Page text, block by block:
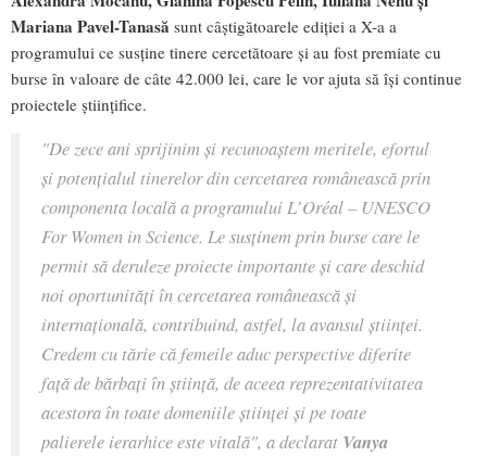
Mariana Pavel-Tanasă sunt câștigătoarele ediției a X-a a
programului ce susține tinere cercetătoare și au fost premiate cu
burse în valoare de câte 42.000 lei, care le vor ajuta să își continue
proiectele științifice.
"De zece ani sprijinim și recunoaștem meritele, efortul
și potențialul tinerelor din cercetarea românească prin
componenta locală a programului L’Oréal – UNESCO
For Women in Science. Le susținem prin burse care le
permit să deruleze proiecte importante și care deschid
noi oportunități în cercetarea românească și
internațională, contribuind, astfel, la avansul științei.
Credem cu tărie că femeile aduc perspective diferite
față de bărbați în știință, de aceea reprezentativitatea
acestora în toate domeniile științei și pe toate
palierele ierarhice este vitală", a declarat Vanya